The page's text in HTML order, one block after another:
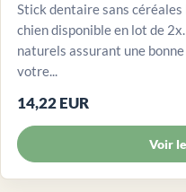
Stick dentaire sans
chien disponible en lot de
naturels assurant une
votre...
14,22 EUR
Voir